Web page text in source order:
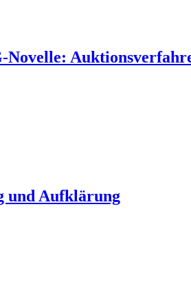
und Aufklärung